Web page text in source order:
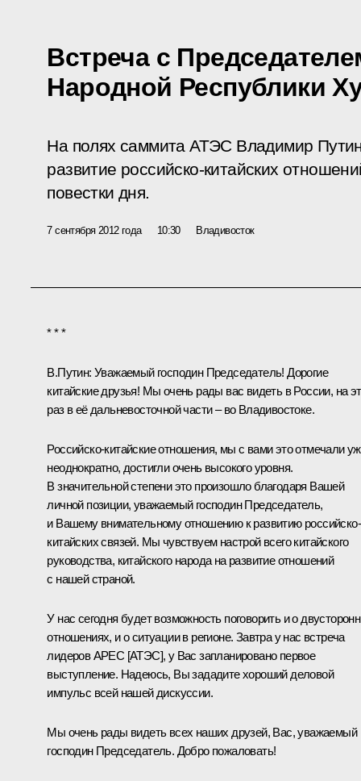
Встреча с
Народной Республики
На полях саммита АТЭС Владимир
развитие российско-китайских
повестки дня.
7 сентября 2012 года 10:30 Владивосток
* * *
В.Путин: Уважаемый господин Председатель! Дорогие
китайские друзья! Мы очень рады вас видеть в России, на
раз в её дальневосточной части – во Владивостоке.
Российско-китайские отношения, мы с вами это отмечали
неоднократно, достигли очень высокого уровня.
В значительной степени это произошло благодаря Вашей
личной позиции, уважаемый господин Председатель,
и Вашему внимательному отношению к развитию российско-
китайских связей. Мы чувствуем настрой всего китайского
руководства, китайского народа на развитие отношений
с нашей страной.
У нас сегодня будет возможность поговорить и о
отношениях, и о ситуации в регионе. Завтра у нас встреча
лидеров АРЕС [АТЭС], у Вас запланировано первое
выступление. Надеюсь, Вы зададите хороший деловой
импульс всей нашей дискуссии.
Мы очень рады видеть всех наших друзей, Вас, уважаемый
господин Председатель. Добро пожаловать!